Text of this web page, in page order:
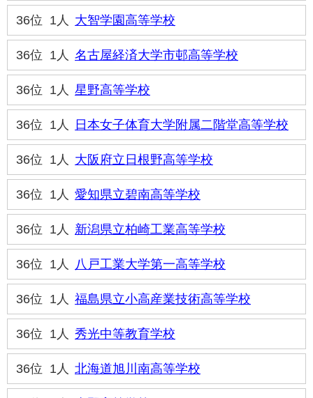
36位 1人 大智学園高等学校
36位 1人 名古屋経済大学市邨高等学校
36位 1人 星野高等学校
36位 1人 日本女子体育大学附属二階堂高等学校
36位 1人 大阪府立日根野高等学校
36位 1人 愛知県立碧南高等学校
36位 1人 新潟県立柏崎工業高等学校
36位 1人 八戸工業大学第一高等学校
36位 1人 福島県立小高産業技術高等学校
36位 1人 秀光中等教育学校
36位 1人 北海道旭川南高等学校